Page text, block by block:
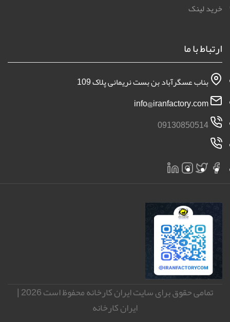
خرید لینک
ارتباط با ما
بناب عسگرآباد بن بست نریمانی پلاک 109
09130850514
تمامی حقوق برای سایت ایران کارخانه محفوظ است 2026 |
ایران کارخانه